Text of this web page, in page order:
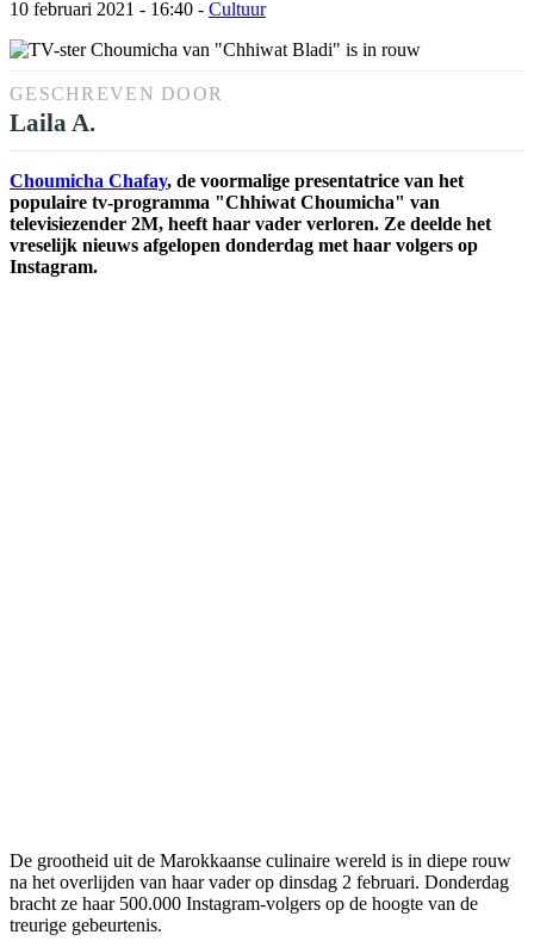
10 februari 2021 - 16:40 - Cultuur
GESCHREVEN DOOR
Laila A.
Choumicha Chafay, de voormalige presentatrice van het
populaire tv-programma "Chhiwat Choumicha" van
televisiezender 2M, heeft haar vader verloren. Ze deelde het
vreselijk nieuws afgelopen donderdag met haar volgers op
Instagram.
De grootheid uit de Marokkaanse culinaire wereld is in diepe rouw
na het overlijden van haar vader op dinsdag 2 februari. Donderdag
bracht ze haar 500.000 Instagram-volgers op de hoogte van de
treurige gebeurtenis.